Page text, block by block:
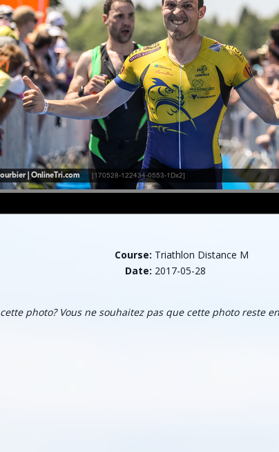
Course: Triathlon Distance M
Date: 2017-05-28
photo? Vous ne souhaitez pas que cette photo reste